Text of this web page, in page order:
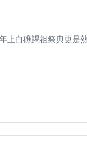
上白礁謁祖祭典更是